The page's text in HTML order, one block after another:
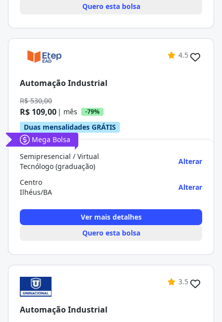
Quero esta bolsa
4.5
Automação Industrial
R$ 530,00
R$ 109,00 | mês -79%
Duas mensalidades GRÁTIS
Mega Bolsa
Semipresencial / Virtual
Tecnólogo (graduação)
Alterar
Centro
Ilhéus/BA
Alterar
Ver mais detalhes
Quero esta bolsa
3.5
Automação Industrial